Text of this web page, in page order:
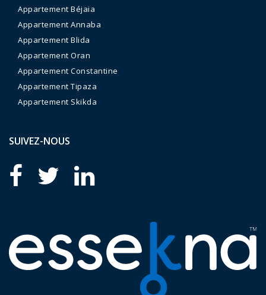
Appartement Béjaia
Appartement Annaba
Appartement Blida
Appartement Oran
Appartement Constantine
Appartement Tipaza
Appartement Skikda
SUIVEZ-NOUS